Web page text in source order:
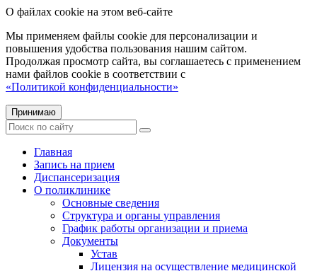
О файлах cookie на этом веб-сайте
Мы применяем файлы cookie для персонализации и
повышения удобства пользования нашим сайтом.
Продолжая просмотр сайта, вы соглашаетесь с применением
нами файлов cookie в соответствии с
«Политикой конфиденциальности»
Принимаю
Главная
Запись на прием
Диспансеризация
О поликлинике
Основные сведения
Структура и органы управления
График работы организации и приема
Документы
Устав
Лицензия на осуществление медицинской